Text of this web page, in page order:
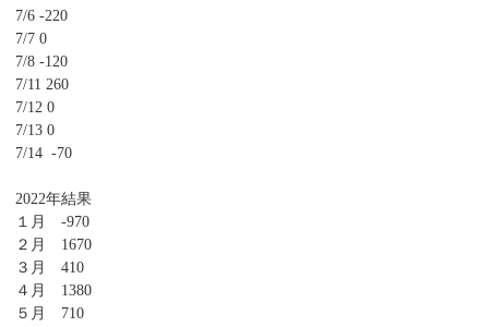
7/6 -220
7/7 0
7/8 -120
7/11 260
7/12 0
7/13 0
7/14 -70
2022年結果
１月 -970
２月 1670
３月 410
４月 1380
５月 710